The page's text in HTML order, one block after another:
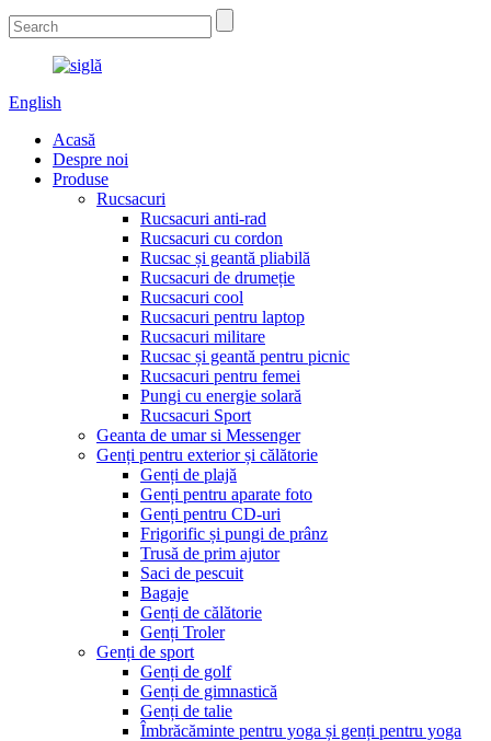
English
Acasă
Despre noi
Produse
Rucsacuri
Rucsacuri anti-rad
Rucsacuri cu cordon
Rucsac și geantă pliabilă
Rucsacuri de drumeție
Rucsacuri cool
Rucsacuri pentru laptop
Rucsacuri militare
Rucsac și geantă pentru picnic
Rucsacuri pentru femei
Pungi cu energie solară
Rucsacuri Sport
Geanta de umar si Messenger
Genți pentru exterior și călătorie
Genți de plajă
Genți pentru aparate foto
Genți pentru CD-uri
Frigorific și pungi de prânz
Trusă de prim ajutor
Saci de pescuit
Bagaje
Genți de călătorie
Genți Troler
Genți de sport
Genți de golf
Genți de gimnastică
Genți de talie
Îmbrăcăminte pentru yoga și genți pentru yoga